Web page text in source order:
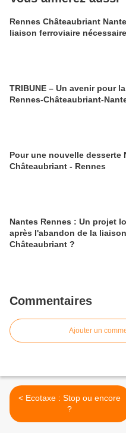
Rennes Châteaubriant Nantes
liaison ferroviaire nécessaire
TRIBUNE – Un avenir pour
Rennes-Châteaubriant-
Pour une nouvelle desserte
Châteaubriant - Rennes
Nantes Rennes : Un projet
après l'abandon de la
Châteaubriant ?
Commentaires
Ajouter un
< Ecotaxe : Stop ou encore
?